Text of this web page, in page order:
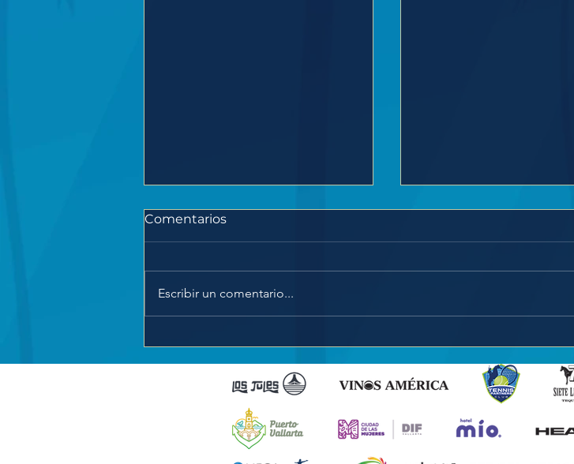
DEL PARTNERS OPEN
PUERTO VALLARTA 2024
Open Puerto Vallarta.
Comentarios
Escribir un comentario...